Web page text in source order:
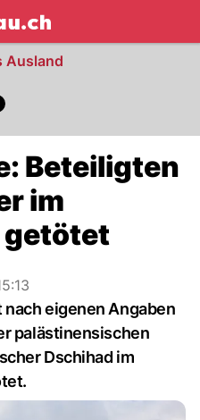
NAU.ch
Ausland
Beteiligten
im
getötet
eigenen Angaben
palästinensischen
Dschihad im